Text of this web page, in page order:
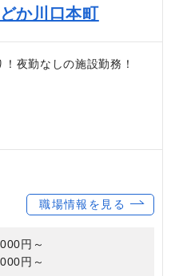
か川口本町
！夜勤なしの施設勤務！
職場情報を見る
円～
円～